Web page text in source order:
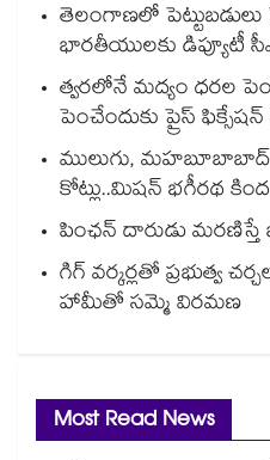
తెలంగాణలో
భారతీయులకు డిప్యూటీ
త్వరలోనే మద్యం ధ‌‌ర‌‌ల
పెంచేందుకు ప్రైస్
ములుగు, మహబూబాబాద్
కోట్లు..మిషన్ భగీరథ
పింఛన్‌‌ దారుడు
గిగ్‌‌‌‌‌‌‌‌‌‌‌‌‌‌‌‌ వర్కర్లతో ప్రభుత్వ
హామీతో సమ్మె విరమణ
Most Read News